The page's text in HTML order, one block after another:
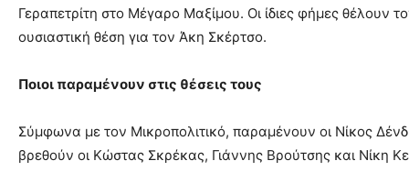
Γεραπετρίτη στο Μέγαρο Μαξίμου. Οι ίδιες φήμες θέλουν
ουσιαστική θέση για τον Άκη Σκέρτσο.
Ποιοι παραμένουν στις θέσεις τους
Σύμφωνα με τον Μικροπολιτικό, παραμένουν οι Νίκος
βρεθούν οι Κώστας Σκρέκας, Γιάννης Βρούτσης και Νίκη